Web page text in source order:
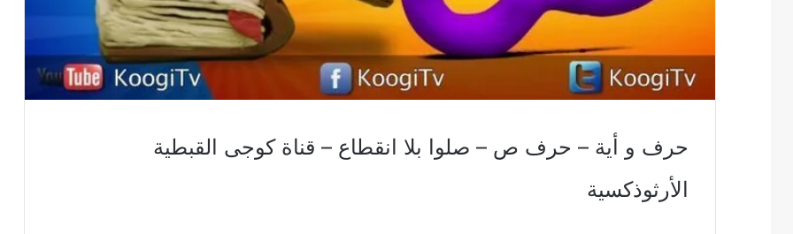
حرف و أية – حرف ص – صلوا بلا انقطاع – قناة كوجى القبطية
الأرثوذكسية